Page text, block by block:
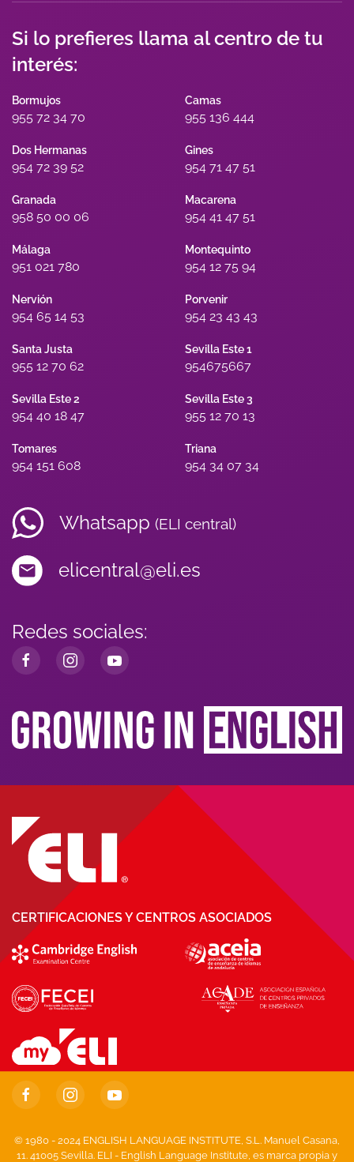
Si lo prefieres llama al centro de tu
interés:
Bormujos
955 72 34 70
Camas
955 136 444
Dos Hermanas
954 72 39 52
Gines
954 71 47 51
Granada
958 50 00 06
Macarena
954 41 47 51
Málaga
951 021 780
Montequinto
954 12 75 94
Nervión
954 65 14 53
Porvenir
954 23 43 43
Santa Justa
955 12 70 62
Sevilla Este 1
954675667
Sevilla Este 2
954 40 18 47
Sevilla Este 3
955 12 70 13
Tomares
954 151 608
Triana
954 34 07 34
Whatsapp (ELI central)
elicentral@eli.es
Redes sociales:
CERTIFICACIONES Y CENTROS ASOCIADOS
© 1980 - 2024 ENGLISH LANGUAGE INSTITUTE, S.L. Manuel Casana,
11. 41005 Sevilla. ELI - English Language Institute, es marca propia y